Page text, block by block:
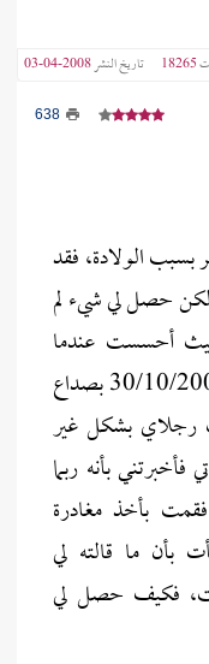
18265 تاريخ النشر2008-04-03
638
بسبب الولادة، فقد
حصل لي شيء لم
أحسست عندما
كنت في العمل صباح يوم الثلاثاء 30/10/2007 بصداع
رجلاي بشكل غير
بأنه ربما
بأخذ مغادرة
بأن ما قالته لي
فكيف حصل لي